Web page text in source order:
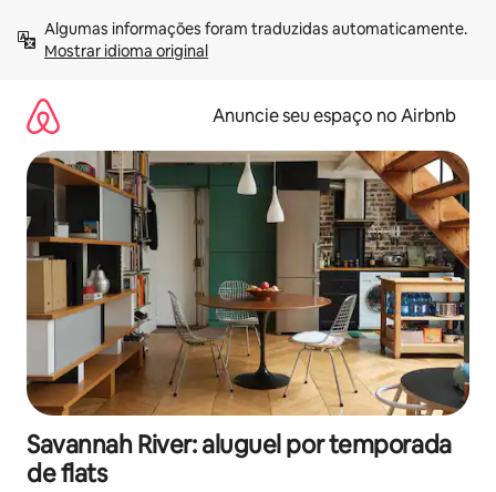
para
Mostrar idioma original
Anuncie seu espaço no Airbnb
Savannah River: aluguel por temporada
de flats